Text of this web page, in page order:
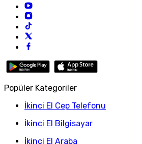
Popüler Kategoriler
İkinci El Cep Telefonu
İkinci El Bilgisayar
İkinci El Araba